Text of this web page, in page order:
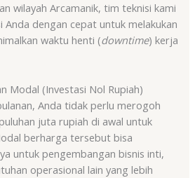
wilayah Arcamanik, tim teknisi kami
Anda dengan cepat untuk melakukan
waktu henti (downtime) kerja
Modal (Investasi Nol Rupiah)
Anda tidak perlu merogoh
juta rupiah di awal untuk
berharga tersebut bisa
untuk pengembangan bisnis inti,
operasional lain yang lebih